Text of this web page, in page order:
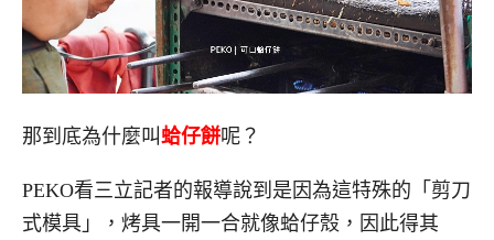
那到底為什麼叫蛤仔餅呢？
PEKO看三立記者的報導說到是因為這特殊的「剪刀
式模具」，烤具一開一合就像蛤仔殼，因此得其